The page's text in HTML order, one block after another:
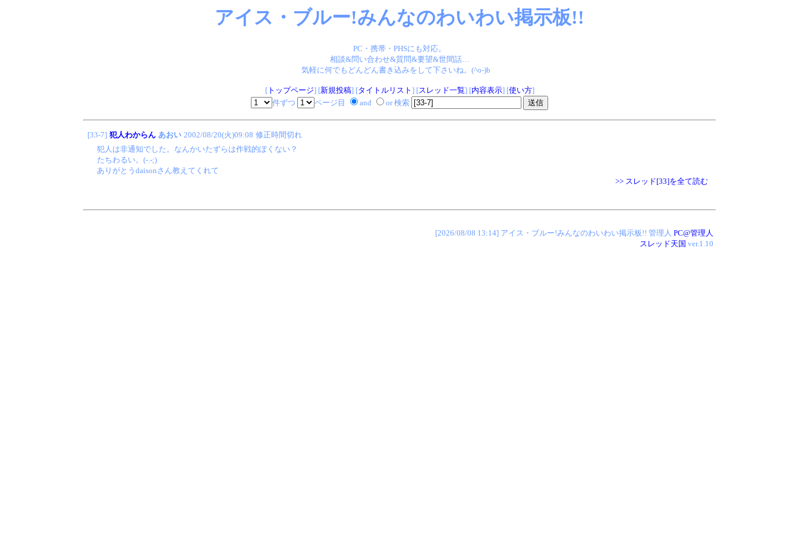
アイス・ブルー!みんなのわいわい掲示板!!
PC・携帯・PHSにも対応。
相談&問い合わせ&質問&要望&世間話…
気軽に何でもどんどん書き込みをして下さいね。(^o-)b
[トップページ] [新規投稿] [タイトルリスト ] [スレッド一覧] [内容表示] [使い方]
件ずつ
ページ目 and or 検索
[33-7] 犯人わからん あおい 2002/08/20(火)09:08 修正時間切れ
犯人は非通知でした。なんかいたずらは作戦的ぽくない？
たちわるい。(-.-;)
ありがとうdaisonさん教えてくれて
>> スレッド[33]を全て読む
[2026/08/08 13:14] アイス・ブルー!みんなのわいわい掲示板!! 管理人 PC@管理人
スレッド天国 ver.1.10